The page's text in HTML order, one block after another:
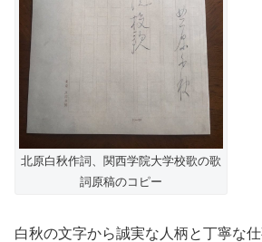
北原白秋作詞、関西学院大学校歌の歌
詞原稿のコピー
白秋の文字から誠実な人柄と丁寧な仕